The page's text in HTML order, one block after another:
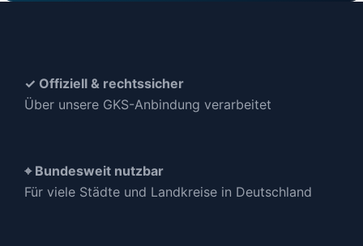
✓ Offiziell & rechtssicher
Über unsere GKS-Anbindung verarbeitet
⌖ Bundesweit nutzbar
Für viele Städte und Landkreise in Deutschland